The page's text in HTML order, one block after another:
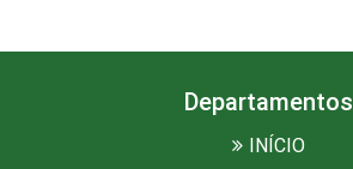
Departamentos
INÍCIO